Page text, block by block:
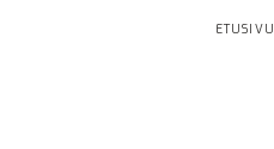
ETUSIVU